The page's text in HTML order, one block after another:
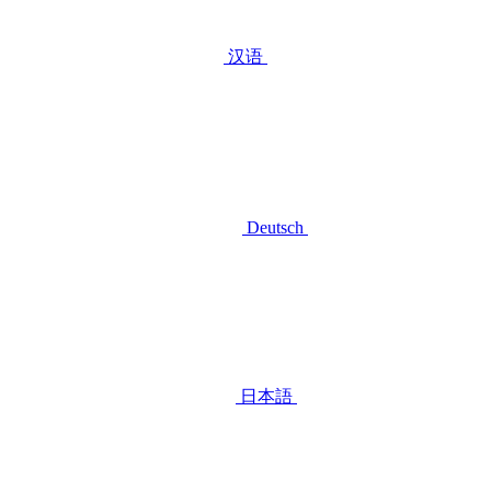
汉语
Deutsch
日本語